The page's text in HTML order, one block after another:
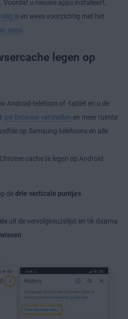
Voordat u nieuwe apps installeert,
is en wees voorzichtig met het
apps.
legen op
Android-telefoon of -tablet en u de
uw browser versnellen en meer ruimte
op Samsung-telefoons en alle
cache te legen op Android:
de drie verticale puntjes
uit de vervolgkeuzelijst en tik daarna